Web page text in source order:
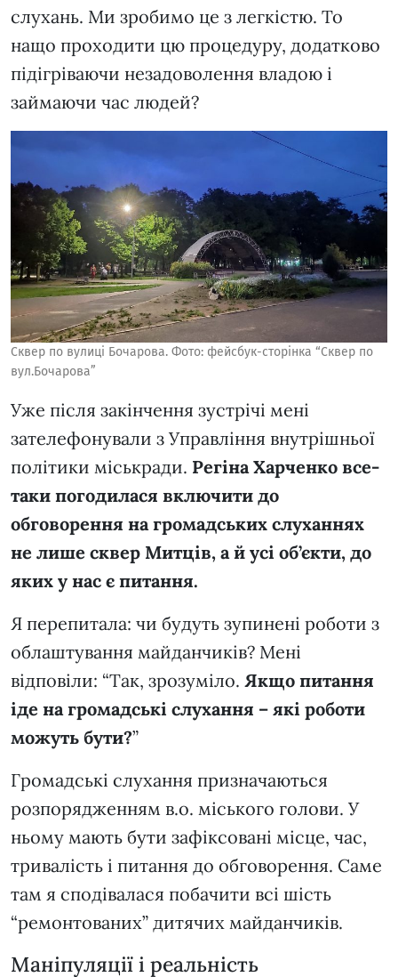
слухань. Ми зробимо це з легкістю. То
нащо проходити цю процедуру, додатково
підігріваючи незадоволення владою і
займаючи час людей?
Сквер по вулиці Бочарова. Фото: фейсбук-сторінка “Сквер по
вул.Бочарова”
Уже після закінчення зустрічі мені
зателефонували з Управління внутрішньої
політики міськради. Регіна Харченко все-
таки погодилася включити до
обговорення на громадських слуханнях
не лише сквер Митців, а й усі об’єкти, до
яких у нас є питання.
Я перепитала: чи будуть зупинені роботи з
облаштування майданчиків? Мені
відповіли: “Так, зрозуміло. Якщо питання
іде на громадські слухання – які роботи
можуть бути?”
Громадські слухання призначаються
розпорядженням в.о. міського голови. У
ньому мають бути зафіксовані місце, час,
тривалість і питання до обговорення. Саме
там я сподівалася побачити всі шість
“ремонтованих” дитячих майданчиків.
Маніпуляції і реальність